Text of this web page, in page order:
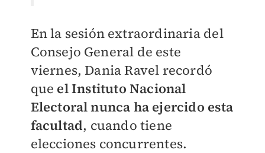
En la sesión extraordinaria del
Consejo General de este
viernes, Dania Ravel recordó
que el Instituto Nacional
Electoral nunca ha ejercido esta
facultad, cuando tiene
elecciones concurrentes.